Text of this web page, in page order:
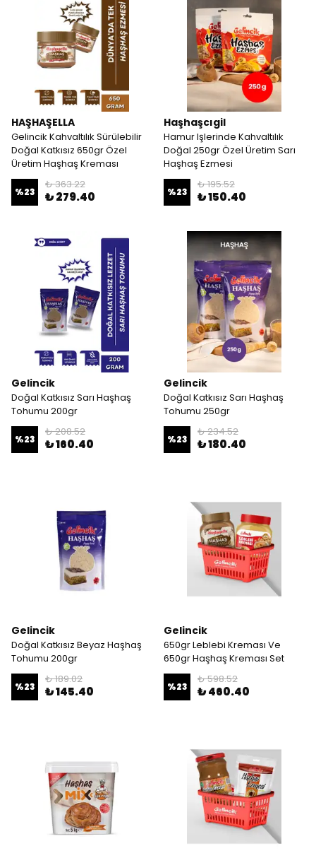
HAŞHAŞELLA
Gelincik Kahvaltılık Sürülebilir
Doğal Katkısız 650gr Özel
Üretim Haşhaş Kreması
%23
₺ 363.22
₺ 279.40
Haşhaşcıgil
Hamur Işlerinde Kahvaltılık
Doğal 250gr Özel Üretim Sarı
Haşhaş Ezmesi
%23
₺ 195.52
₺ 150.40
Gelincik
Doğal Katkısız Sarı Haşhaş
Tohumu 200gr
%23
₺ 208.52
₺ 160.40
Gelincik
Doğal Katkısız Sarı Haşhaş
Tohumu 250gr
%23
₺ 234.52
₺ 180.40
Gelincik
Doğal Katkısız Beyaz Haşhaş
Tohumu 200gr
%23
₺ 189.02
₺ 145.40
Gelincik
650gr Leblebi Kreması Ve
650gr Haşhaş Kreması Set
%23
₺ 598.52
₺ 460.40